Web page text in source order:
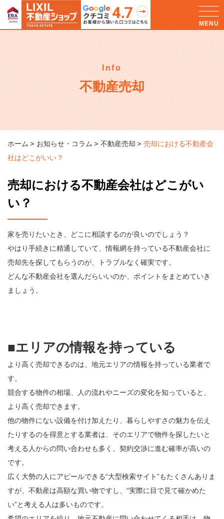
Info
不動産売却
ホーム お知らせ・コラム 不動産売却
売却における不動産会
社はどこがいい？
売却における不動産会社はどこがい
い？
家を売りたいとき、どこに相談するのが良いのでしょう？
やはり手続きに精通していて、情報網を持っている不動産会社に
売却先を探してもらうのが、トラブルなく確実です。
どんな不動産会社を選んだらいいのか、ポイントをまとめていき
ましょう。
■エリアの情報を持っている
より高く売却できるのは、地元エリアの情報を持っている業者で
す。
競合する物件の相場、人の流れやニーズの変化を知っていると、
より高く売却できます。
他の物件にない設備を付け加えたり、暮らしやすさの魅力を伝え
たりするのを得意とする業者は、そのエリアで物件を探したいと
考える人からの問い合わせも多く、契約交渉に進む確率が高いの
です。
広く大勢の人にアピールできる“大型検索サイト”もたくさんありま
すが、不動産は高額な買い物ですし、“実際に目で見て確かめた
い”と考える人は多いものです。